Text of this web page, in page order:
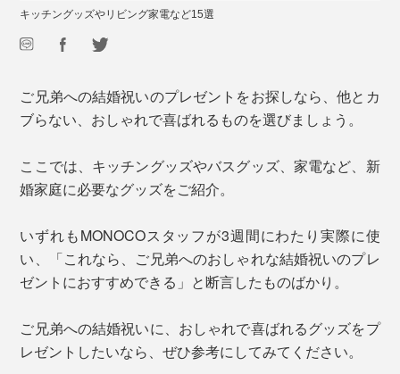
キッチングッズやリビング家電など15選
ご兄弟への結婚祝いのプレゼントをお探しなら、他とカ
ブらない、おしゃれで喜ばれるものを選びましょう。
ここでは、キッチングッズやバスグッズ、家電など、新
婚家庭に必要なグッズをご紹介。
いずれもMONOCOスタッフが3週間にわたり実際に使
い、「これなら、ご兄弟へのおしゃれな結婚祝いのプレ
ゼントにおすすめできる」と断言したものばかり。
ご兄弟への結婚祝いに、おしゃれで喜ばれるグッズをプ
レゼントしたいなら、ぜひ参考にしてみてください。